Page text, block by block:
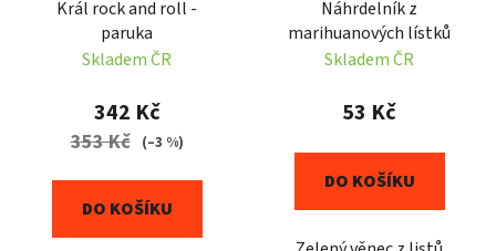
Král rock and roll -
paruka
Skladem ČR
342 Kč
353 Kč (–3 %)
DO KOŠÍKU
Náhrdelník z
marihuanových lístků
Skladem ČR
53 Kč
DO KOŠÍKU